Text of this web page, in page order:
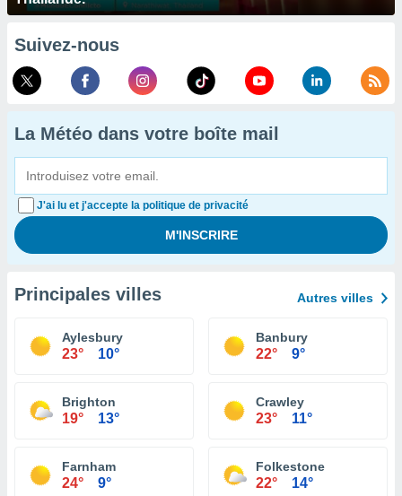
Suivez-nous
La Météo dans votre boîte mail
J'ai lu et j'accepte la politique de privacité
Principales villes Autres villes
Aylesbury
23° 10°
Banbury
22° 9°
Brighton
19° 13°
Crawley
23° 11°
Farnham
24° 9°
Folkestone
22° 14°